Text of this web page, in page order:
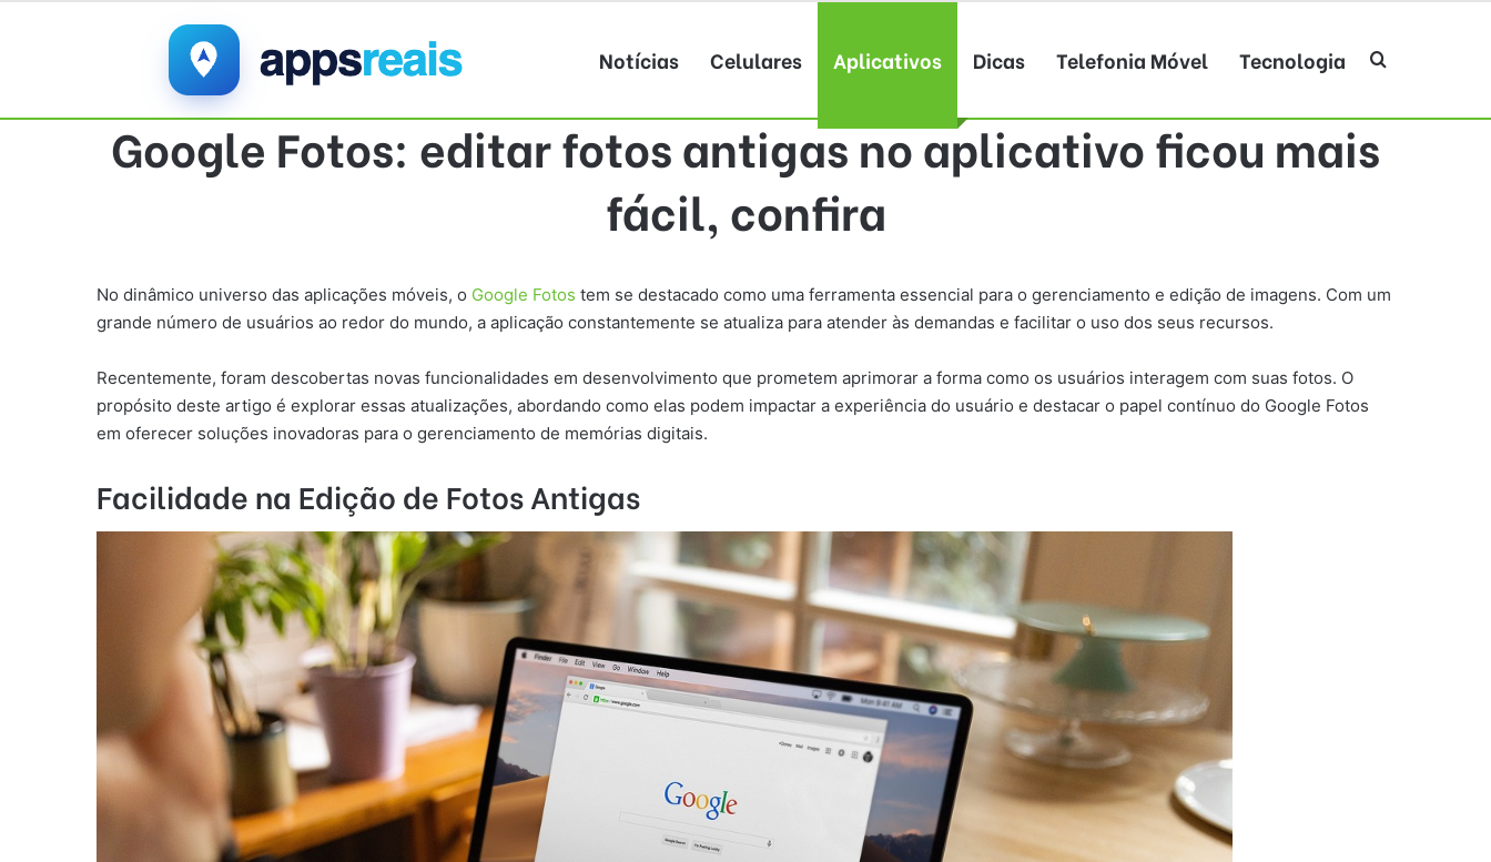
Notícias Celulares Aplicativos Dicas Telefonia Móvel Tecnologia Procurar por
Google Fotos: editar fotos antigas no aplicativo ficou mais
fácil, confira
No dinâmico universo das aplicações móveis, o Google Fotos tem se destacado como uma ferramenta essencial para o gerenciamento e edição de imagens. Com um
grande número de usuários ao redor do mundo, a aplicação constantemente se atualiza para atender às demandas e facilitar o uso dos seus recursos.
Recentemente, foram descobertas novas funcionalidades em desenvolvimento que prometem aprimorar a forma como os usuários interagem com suas fotos. O
propósito deste artigo é explorar essas atualizações, abordando como elas podem impactar a experiência do usuário e destacar o papel contínuo do Google Fotos
em oferecer soluções inovadoras para o gerenciamento de memórias digitais.
Facilidade na Edição de Fotos Antigas